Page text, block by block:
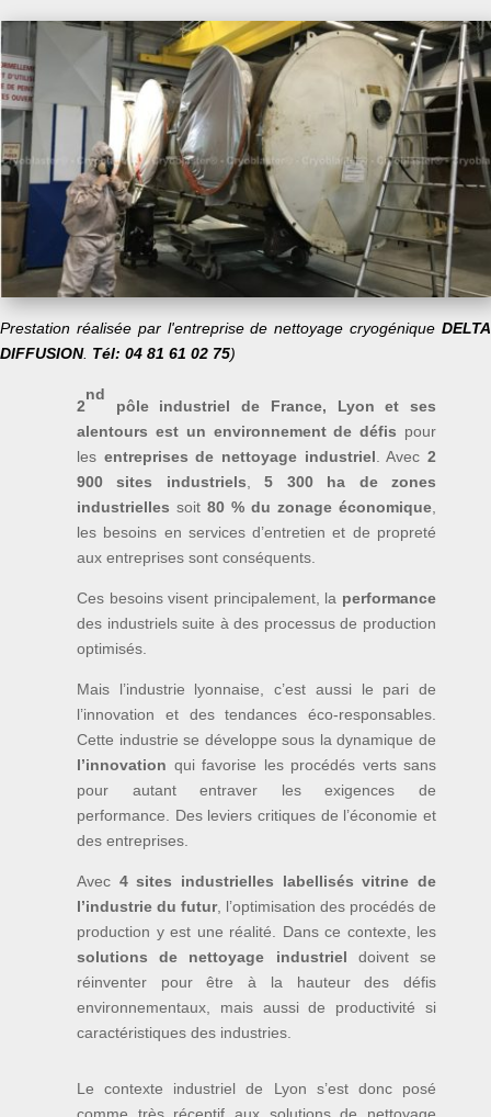
Prestation réalisée par l'entreprise de nettoyage cryogénique DELTA
DIFFUSION. Tél: 04 81 61 02 75)
2
nd
pôle industriel de France, Lyon et ses
alentours est un environnement de défis pour
les entreprises de nettoyage industriel . Avec2
900 sites industriels ,5 300 ha de zones
industrielles soit 80 % du zonage économique
les besoins en services d’entretien et de propreté
aux entreprises sont conséquents.
Ces besoins visent principalement, la performance
des industriels suite à des processus de production
optimisés.
Mais l’industrie lyonnaise, c’est aussi le pari de
l’innovation et des tendances éco-responsables.
Cette industrie se développe sous la dynamique de
l’innovation qui favorise les procédés verts sans
pour autant entraver les exigences de
performance. Des leviers critiques de l’économie et
des entreprises.
Avec 4 sites industrielles labellisés vitrine de
l’industrie du futur, l’optimisation des procédés de
production y est une réalité. Dans ce contexte, les
solutions de nettoyage industriel doivent se
réinventer pour être à la hauteur des défis
environnementaux, mais aussi de productivité si
caractéristiques des industries.
Le contexte industriel de Lyon s’est donc posé